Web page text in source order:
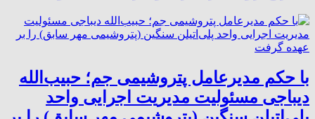
با حکم مدیرعامل پتروشیمی جم؛ حبیب‌الله
دیباجی مسئولیت مدیریت اجرایی واحد